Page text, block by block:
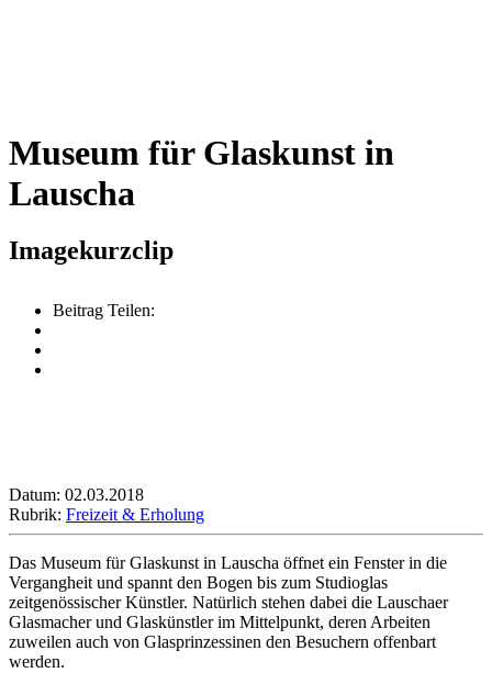
Museum für Glaskunst in
Lauscha
Imagekurzclip
Beitrag Teilen:
Datum: 02.03.2018
Rubrik: Freizeit & Erholung
Das Museum für Glaskunst in Lauscha öffnet ein Fenster in die
Vergangheit und spannt den Bogen bis zum Studioglas
zeitgenössischer Künstler. Natürlich stehen dabei die Lauschaer
Glasmacher und Glaskünstler im Mittelpunkt, deren Arbeiten
zuweilen auch von Glasprinzessinen den Besuchern offenbart
werden.